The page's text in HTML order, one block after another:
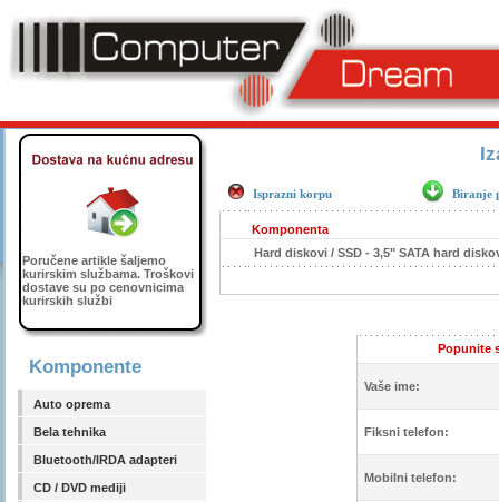
Poručene artikle šaljemo
kurirskim službama. Troškovi
dostave su po cenovnicima
kurirskih službi
Komponente
Auto oprema
Bela tehnika
Bluetooth/IRDA adapteri
CD / DVD mediji
Isprazni korpu Biranje
Komponenta
Hard diskovi / SSD - 3,5" SATA hard
Popunite
Vaše ime:
Fiksni telefon:
Mobilni telefon: